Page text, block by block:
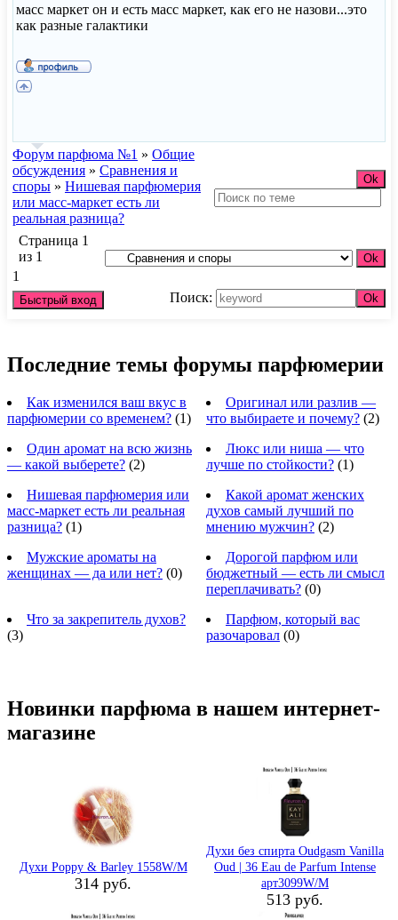
масс маркет он и есть масс маркет, как его не назови...это
как разные галактики
Форум парфюма №1 » Общие
обсуждения » Сравнения и
споры » Нишевая парфюмерия
или масс-маркет есть ли
реальная разница?
Страница 1
из 1
1
Поиск:
Последние темы форумы парфюмерии
Как изменился ваш вкус в
парфюмерии со временем? (1)
Оригинал или разлив —
что выбираете и почему? (2)
Один аромат на всю жизнь
— какой выберете? (2)
Люкс или ниша — что
лучше по стойкости? (1)
Нишевая парфюмерия или
масс-маркет есть ли реальная
разница? (1)
Какой аромат женских
духов самый лучший по
мнению мужчин? (2)
Мужские ароматы на
женщинах — да или нет? (0)
Дорогой парфюм или
бюджетный — есть ли смысл
переплачивать? (0)
Что за закрепитель духов?
(3)
Парфюм, который вас
разочаровал (0)
Новинки парфюма в нашем интернет-
магазине
Духи Poppy & Barley 1558W/M
314 руб.
Духи без спирта Oudgasm Vanilla
Oud | 36 Eau de Parfum Intense
арт3099W/M
513 руб.